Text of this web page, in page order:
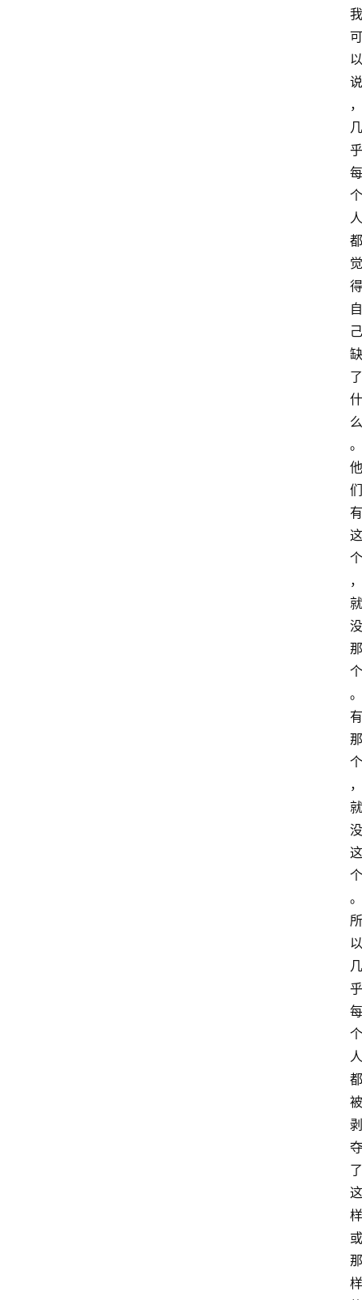
我
可
以
说
，
几
乎
每
个
人
都
觉
得
自
己
缺
了
什
么
。
他
们
有
这
个
，
就
没
那
个
。
有
那
个
，
就
没
这
个
。
所
以
几
乎
每
个
人
都
被
剥
夺
了
这
样
或
那
样